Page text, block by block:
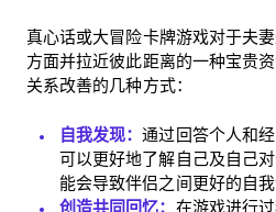
真心话或大冒险卡牌游戏对于夫
方面并拉近彼此距离的一种宝贵
关系改善的几种方式：
自我发现：通过回答个人和
可以更好地了解自己及自己
能会导致伴侣之间更好的自我
创造共同回忆： 在游戏进行